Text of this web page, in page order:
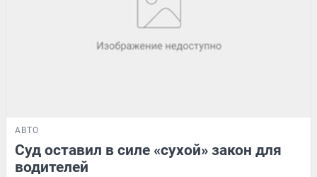
АВТО
Суд оставил в силе «сухой» закон для
водителей